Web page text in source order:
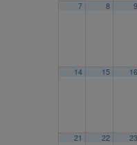
7 8 9
14 15 16
21 22 23